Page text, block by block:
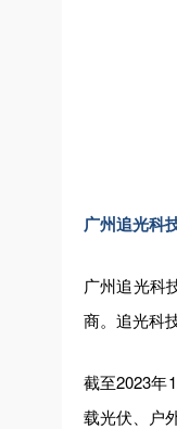
广州追光科
广州追光科
商。追光科
截至2023年
载光伏、户